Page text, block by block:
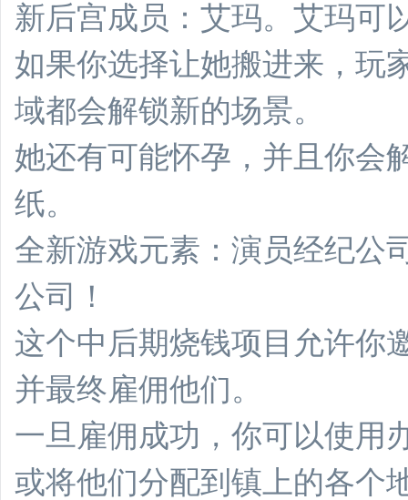
新后宫成员：艾玛。艾玛可
如果你选择让她搬进来，玩
域都会解锁新的场景。
她还有可能怀孕，并且你会
纸。
全新游戏元素：演员经纪公
公司！
这个中后期烧钱项目允许你
并最终雇佣他们。
一旦雇佣成功，你可以使用
或将他们分配到镇上的各个